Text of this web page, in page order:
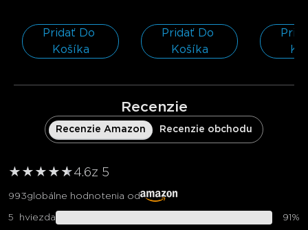
Pridať Do
Košíka
Pridať Do
Košíka
Recenzie
Recenzie Amazon Recenzie obchodu
★ ★ ★ ★ ★
★4.6z 5
993globálne hodnotenia od
5 hviezda 91 %